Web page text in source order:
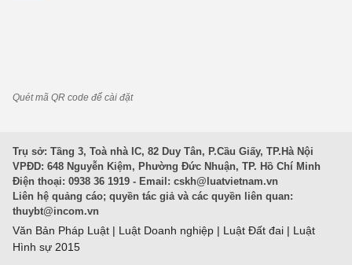
Quét mã QR code để cài đặt
Trụ sở: Tầng 3, Toà nhà IC, 82 Duy Tân, P.Cầu Giấy, TP.Hà Nội
VPĐD: 648 Nguyễn Kiệm, Phường Đức Nhuận, TP. Hồ Chí Minh
Điện thoại: 0938 36 1919 - Email: cskh@luatvietnam.vn
Liên hệ quảng cáo; quyền tác giả và các quyền liên quan:
thuybt@incom.vn
Văn Bản Pháp Luật | Luật Doanh nghiệp | Luật Đất đai | Luật
Hình sự 2015